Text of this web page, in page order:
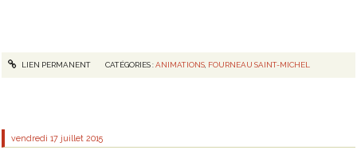
LIEN PERMANENT CATÉGORIES :ANIMATIONS, FOURNEAU SAINT-MICHEL
vendredi 17 juillet 2015